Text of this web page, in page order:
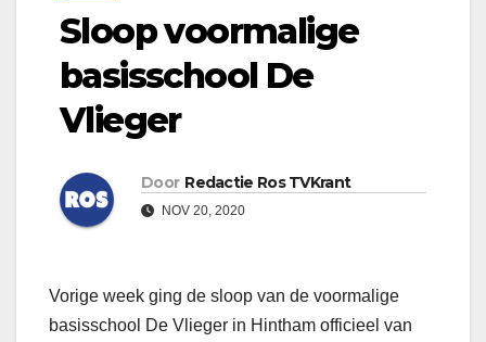
Sloop voormalige
basisschool De
Vlieger
Door Redactie Ros TVKrant
NOV 20, 2020
Vorige week ging de sloop van de voormalige
basisschool De Vlieger in Hintham officieel van